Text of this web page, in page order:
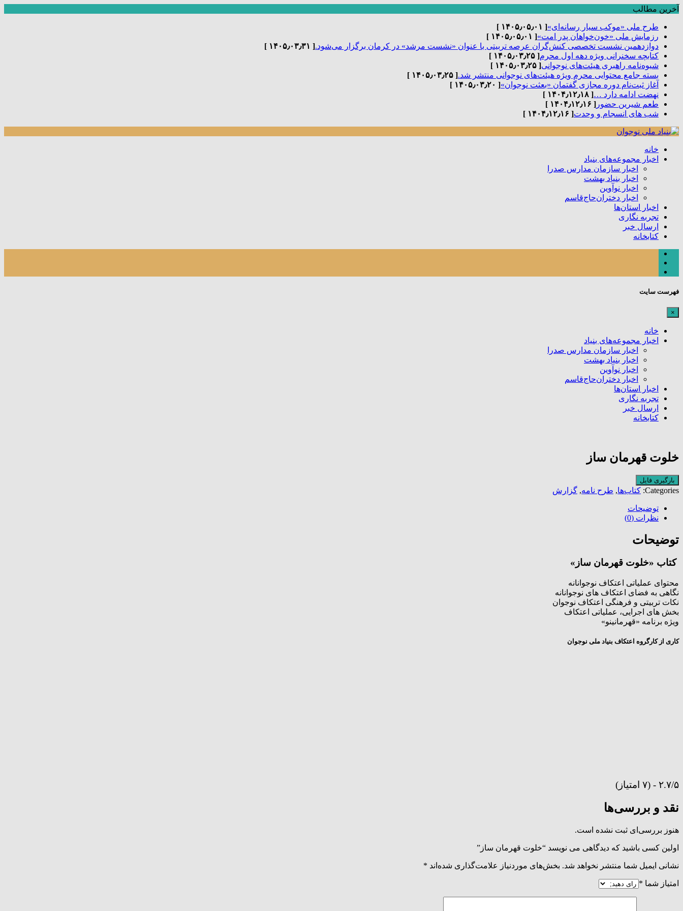
آخرین مطالب
طرح ملی «موکب سیار رسانه‌ای»[ ۱۴۰۵٫۰۵٫۰۱ ]
رزمایش ملی «خون‌خواهان پدر امت»[ ۱۴۰۵٫۰۵٫۰۱ ]
دوازدهمین نشست تخصصی کنش‌گران عرصه تربیتی با عنوان «نشست مرشد» در کرمان برگزار می‌شود.[ ۱۴۰۵٫۰۳٫۳۱ ]
کتابچه سخنرانی ویژه دهه اول محرم[ ۱۴۰۵٫۰۳٫۲۵ ]
شیوه‌نامه راهبری هیئت‌های نوجوانی[ ۱۴۰۵٫۰۳٫۲۵ ]
بسته جامع محتوایی محرم ویژه هیئت‌های نوجوانی منتشر شد.[ ۱۴۰۵٫۰۳٫۲۵ ]
آغاز ثبت‌نام دوره مجازی گفتمان «بعثت نوجوان»[ ۱۴۰۵٫۰۳٫۲۰ ]
نهضت ادامه دارد …[ ۱۴۰۴٫۱۲٫۱۸ ]
طعم شیرین حضور [ ۱۴۰۴٫۱۲٫۱۶ ]
شب های انسجام و وحدت[ ۱۴۰۴٫۱۲٫۱۶ ]
خانه
اخبار مجموعه‌های بنیاد
اخبار سازمان مدارس صدرا
اخبار بنیاد بهشت
اخبار نوآوین
اخبار دختران‌حاج‌قاسم
اخبار استان‌ها
تجربه نگاری
ارسال خبر
کتابخانه
فهرست سایت
×
خانه
اخبار مجموعه‌های بنیاد
اخبار سازمان مدارس صدرا
اخبار بنیاد بهشت
اخبار نوآوین
اخبار دختران‌حاج‌قاسم
اخبار استان‌ها
تجربه نگاری
ارسال خبر
کتابخانه
خلوت قهرمان ساز
بارگیری فایل
Categories: کتاب‌ها, طرح نامه, گزارش
توضیحات
نظرات (0)
توضیحات
کتاب «خلوت قهرمان ساز»
محتوای عملیاتی اعتکاف نوجوانانه
نگاهی به فضای اعتکاف های نوجوانانه
نکات تربیتی و فرهنگی اعتکاف نوجوان
بخش های اجرایی، عملیاتی اعتکاف
ویژه برنامه «قهرمانینو»
کاری از کارگروه اعتکاف بنیاد ملی نوجوان
۲.۷/۵ - (۷ امتیاز)
نقد و بررسی‌ها
هنوز بررسی‌ای ثبت نشده است.
اولین کسی باشید که دیدگاهی می نویسد “خلوت قهرمان ساز”
نشانی ایمیل شما منتشر نخواهد شد. بخش‌های موردنیاز علامت‌گذاری شده‌اند *
امتیاز شما *